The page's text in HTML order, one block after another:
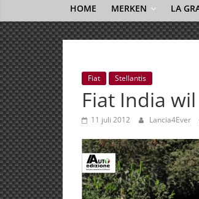
Gazetta
dell'Automobile
Italiana
|
Italiaans
autonieuws
&
lifestyle
HOME MERKEN LA
Fiat Stellantis
Fiat India
11 juli 2012 Lancia4Ever